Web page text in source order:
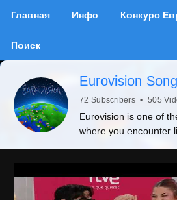
Главная Инфо Конкурс
Поиск
Eurovision Song
72 Subscribers • 505
Eurovision is one of
where you encounter